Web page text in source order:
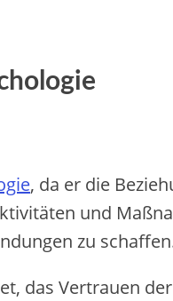
, da er die
und
zu
das Vertrauen